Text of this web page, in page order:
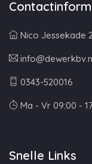
Nico Jessekade
0343-520016
Ma - Vr 09:00 -
Snelle Links